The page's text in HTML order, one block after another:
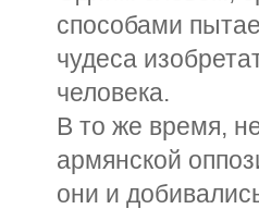
способами
чудеса
человека.
В то же время,
армянской
они и